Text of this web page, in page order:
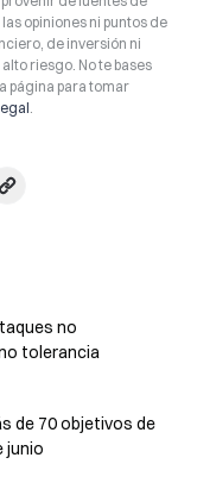
opiniones ni puntos de
de inversión ni
riesgo. No te bases
página para tomar
.
no
tolerancia
de 70 objetivos de
junio